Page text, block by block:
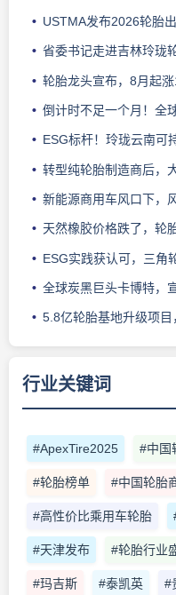
USTMA发布2026轮胎
省委书记走进吉林玲珑
轮胎龙头宣布，8月起涨
倒计时不足一个月！全
ESG标杆！玲珑云南可
转型纯轮胎制造商后，
新能源商用车风口下，
天然橡胶价格跌了，轮
ESG实践获认可，三角
全球炭黑巨头卡博特，
5.8亿轮胎基地升级项目
行业关键词
#ApexTire2025 #中国
#轮胎榜单 #中国轮胎
#高性价比乘用车轮胎
#天津发布 #轮胎行业
#玛吉斯 #泰凯英 #